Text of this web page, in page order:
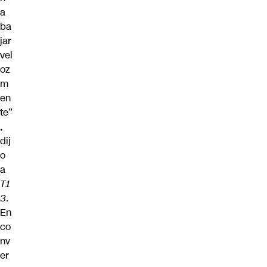
a
ba
jar
vel
oz
m
en
te”
,
dij
o
a
T1
3.
En
co
nv
er